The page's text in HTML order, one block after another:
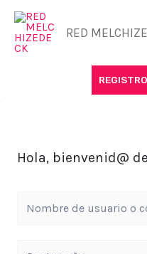
contenido
RED
REGISTRO
Hola, bienvenid@